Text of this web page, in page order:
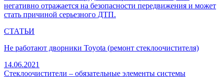
негативно отражается на безопасности передвижения и может
стать причиной серьезного ДТП.
СТАТЬИ
Не работают дворники Toyota (ремонт стеклоочистителя)
14.06.2021
Стеклоочистители – обязательные элементы системы